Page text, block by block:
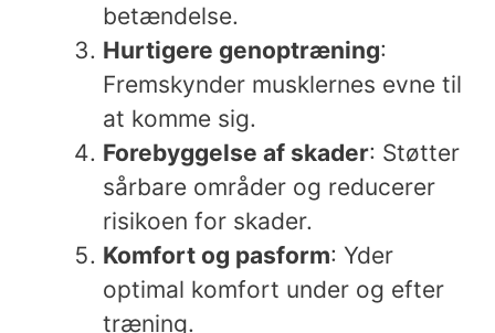
betændelse.
Hurtigere genoptræning:
Fremskynder musklernes evne til
at komme sig.
Forebyggelse af skader: Støtter
sårbare områder og reducerer
risikoen for skader.
Komfort og pasform: Yder
optimal komfort under og efter
træning.